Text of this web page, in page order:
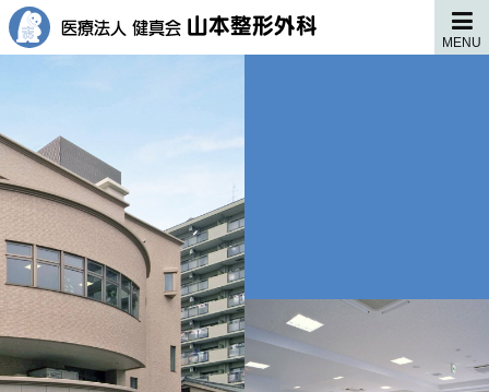
医療法人 健真会 山本整形外科
MENU